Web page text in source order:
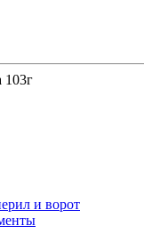
103г
и ворот